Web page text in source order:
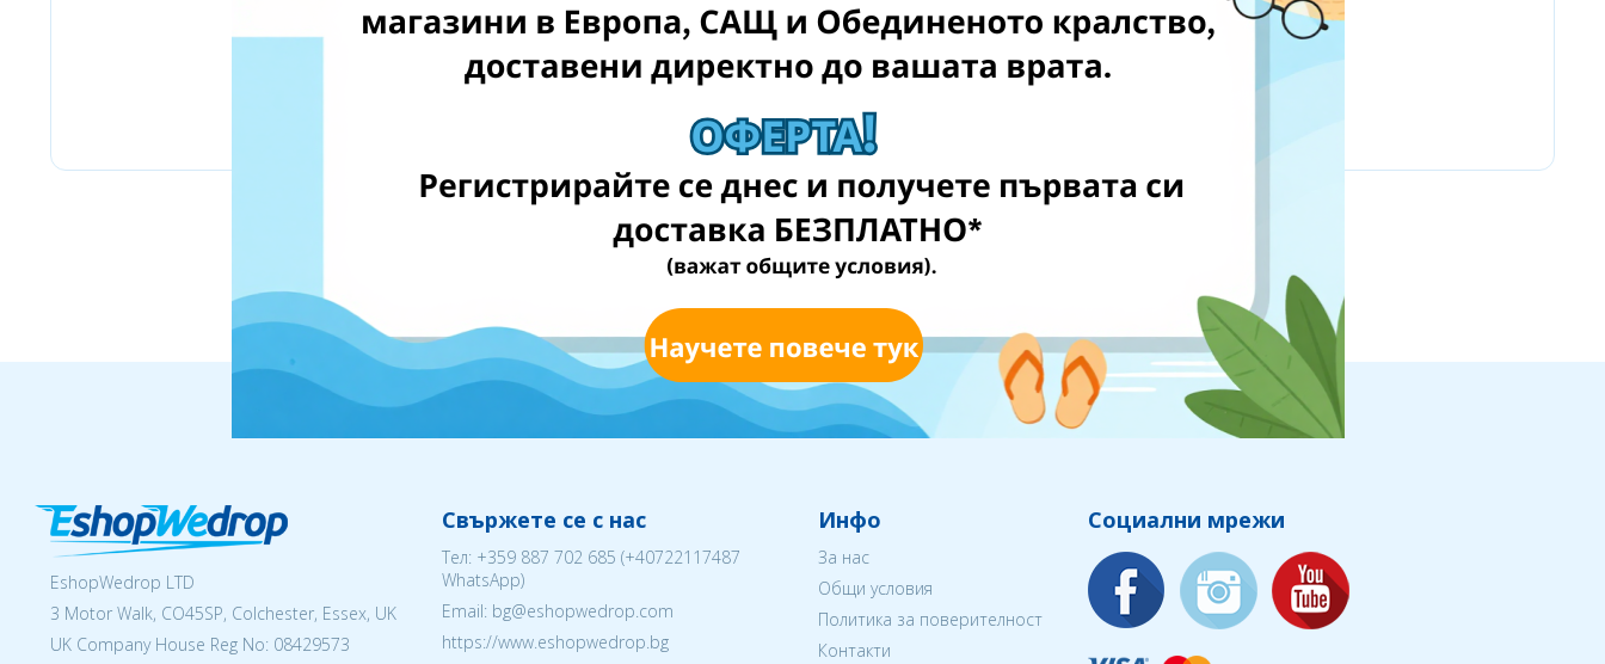
EshopWedrop LTD
3 Motor Walk, CO45SP, Colchester, Essex, UK
UK Company House Reg No: 08429573
Свържете се с нас
Тел: +359 887 702 685 (+40722117487
WhatsApp)
Email: bg@eshopwedrop.com
https://www.eshopwedrop.bg
Инфо
За нас
Общи условия
Политика за поверителност
Контакти
Социални мрежи